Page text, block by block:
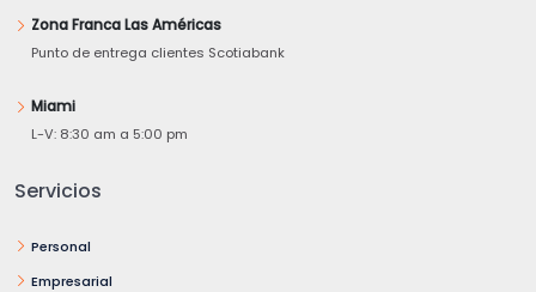
Zona Franca Las Américas
Punto de entrega clientes Scotiabank
Miami
L-V: 8:30 am a 5:00 pm
Servicios
Personal
Empresarial